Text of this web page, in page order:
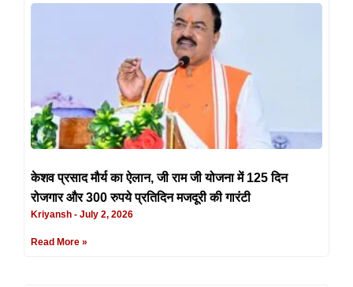
केशव प्रसाद मौर्य का ऐलान, जी राम जी योजना में 125 दिन
रोजगार और 300 रुपये प्रतिदिन मजदूरी की गारंटी
Kriyansh July 2, 2026
Read More »